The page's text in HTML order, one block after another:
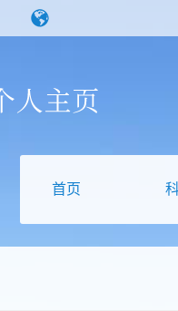
首页